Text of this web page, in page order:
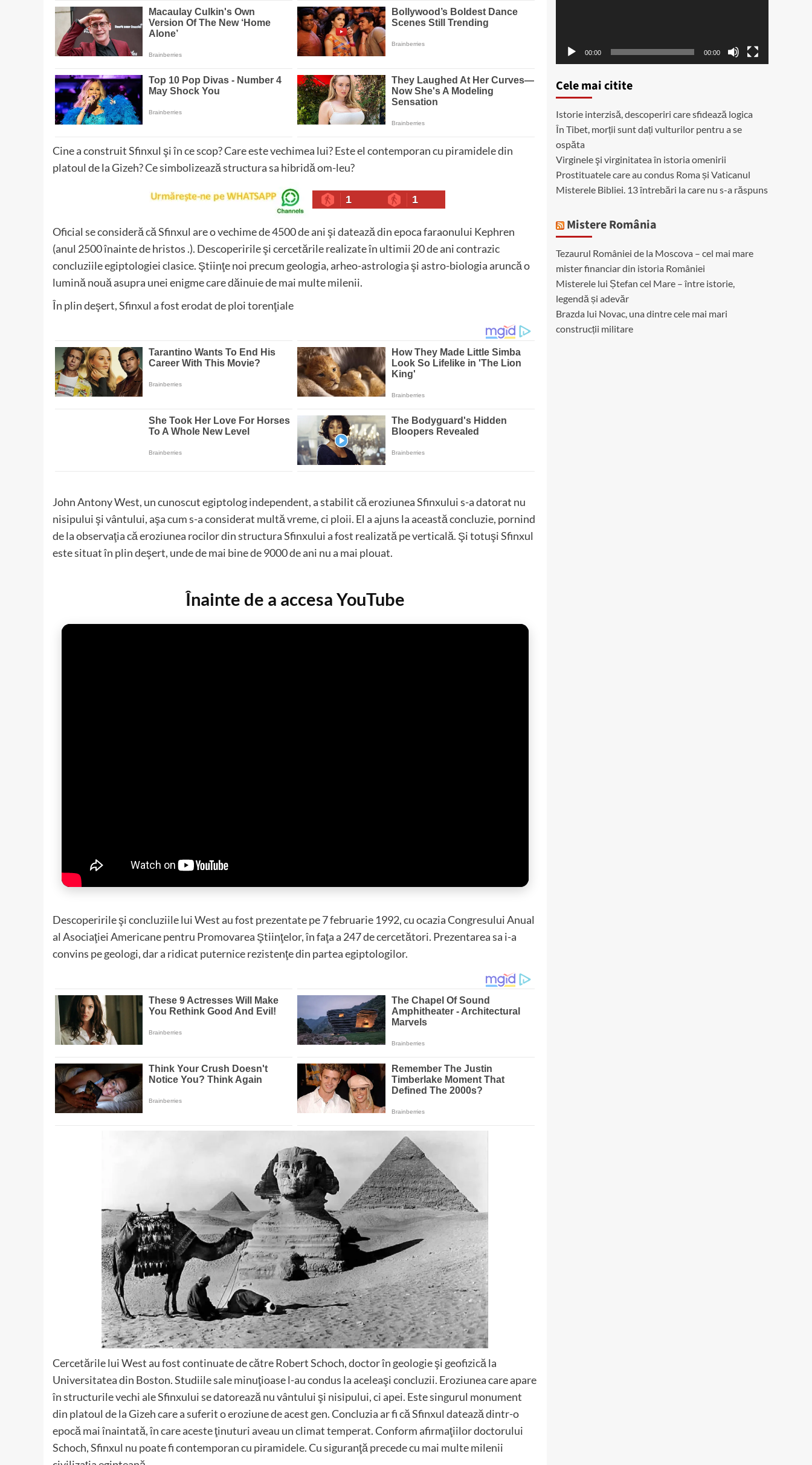
Cine a construit Sfinxul şi în ce scop? Care este vechimea lui? Este el contemporan cu piramidele din
platoul de la Gizeh? Ce simbolizează structura sa hibridă om-leu?
1 1
Oficial se consideră că Sfinxul are o vechime de 4500 de ani şi datează din epoca faraonului Kephren
(anul 2500 înainte de hristos .). Descoperirile şi cercetările realizate în ultimii 20 de ani contrazic
concluziile egiptologiei clasice. Ştiinţe noi precum geologia, arheo-astrologia şi astro-biologia aruncă o
lumină nouă asupra unei enigme care dăinuie de mai multe milenii.
În plin deşert, Sfinxul a fost erodat de ploi torenţiale
John Antony West, un cunoscut egiptolog independent, a stabilit că eroziunea Sfinxului s-a datorat nu
nisipului şi vântului, aşa cum s-a considerat multă vreme, ci ploii. El a ajuns la această concluzie, pornind
de la observaţia că eroziunea rocilor din structura Sfinxului a fost realizată pe verticală. Şi totuşi Sfinxul
este situat în plin deşert, unde de mai bine de 9000 de ani nu a mai plouat.
Înainte de a accesa YouTube
Descoperirile şi concluziile lui West au fost prezentate pe 7 februarie 1992, cu ocazia Congresului Anual
al Asociaţiei Americane pentru Promovarea Ştiinţelor, în faţa a 247 de cercetători. Prezentarea sa i-a
convins pe geologi, dar a ridicat puternice rezistenţe din partea egiptologilor.
Cercetările lui West au fost continuate de către Robert Schoch, doctor în geologie şi geofizică la
Universitatea din Boston. Studiile sale minuţioase l-au condus la aceleaşi concluzii. Eroziunea care apare
în structurile vechi ale Sfinxului se datorează nu vântului şi nisipului, ci apei. Este singurul monument
din platoul de la Gizeh care a suferit o eroziune de acest gen. Concluzia ar fi că Sfinxul datează dintr-o
epocă mai înaintată, în care aceste ţinuturi aveau un climat temperat. Conform afirmaţiilor doctorului
Schoch, Sfinxul nu poate fi contemporan cu piramidele. Cu siguranţă precede cu mai multe milenii
00:00 00:00
Cele mai citite
Istorie interzisă, descoperiri care sfidează logica
În Tibet, morții sunt dați vulturilor pentru a se
ospăta
Virginele şi virginitatea în istoria omenirii
Prostituatele care au condus Roma și Vaticanul
Misterele Bibliei. 13 întrebări la care nu s-a răspuns
Mistere România
Tezaurul României de la Moscova – cel mai mare
mister financiar din istoria României
Misterele lui Ștefan cel Mare – între istorie,
legendă și adevăr
Brazda lui Novac, una dintre cele mai mari
construcții militare